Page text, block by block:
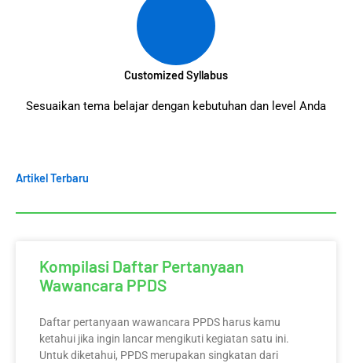
Customized Syllabus
Sesuaikan tema belajar dengan kebutuhan dan level Anda
Artikel Terbaru
Kompilasi Daftar Pertanyaan
Wawancara PPDS
Daftar pertanyaan wawancara PPDS harus kamu
ketahui jika ingin lancar mengikuti kegiatan satu ini.
Untuk diketahui, PPDS merupakan singkatan dari